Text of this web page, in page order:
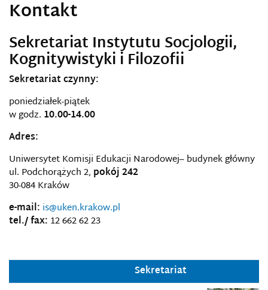
Kontakt
Sekretariat Instytutu Socjologii,
Kognitywistyki i Filozofii
Sekretariat czynny:
poniedziałek-piątek
w godz. 10.00-14.00
Adres:
Uniwersytet Komisji Edukacji Narodowej– budynek główny
ul. Podchorążych 2, pokój 242
30-084 Kraków
e-mail: is@uken.krakow.pl
tel./ fax: 12 662 62 23
Sekretariat